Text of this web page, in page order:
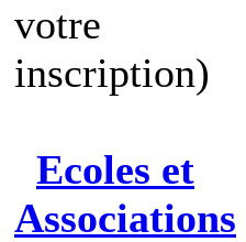
votre
inscription)
Ecoles et
Associations